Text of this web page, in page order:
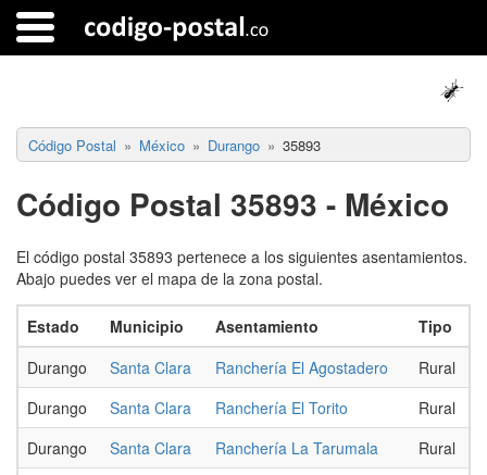
Código Postal México Durango 35893
Código Postal 35893 - México
El código postal 35893 pertenece a los siguientes asentamientos.
Abajo puedes ver el mapa de la zona postal.
Estado Municipio Asentamiento
Tipo
Durango
Santa Clara Ranchería El Agostadero
Rural
Durango
Santa Clara Ranchería El Torito
Rural
Durango
Santa Clara Ranchería La Tarumala
Rural